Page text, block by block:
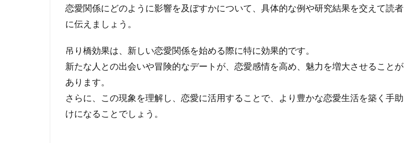
恋愛関係にどのように影響を及ぼすかについて、具体的な例や研究結果を交えて読者
に伝えましょう。
吊り橋効果は、新しい恋愛関係を始める際に特に効果的です。
新たな人との出会いや冒険的なデートが、恋愛感情を高め、魅力を増大させることが
あります。
さらに、この現象を理解し、恋愛に活用することで、より豊かな恋愛生活を築く手助
けになることでしょう。